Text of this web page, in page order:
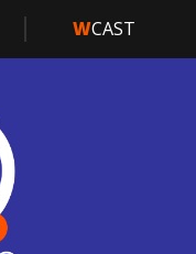
WCAST